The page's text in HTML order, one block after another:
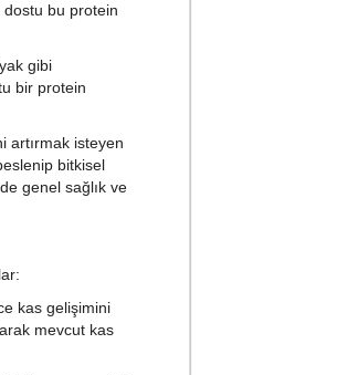
dostu bu protein
gibi
bir protein
artırmak isteyen
bitkisel
genel sağlık ve
kas gelişimini
mevcut kas